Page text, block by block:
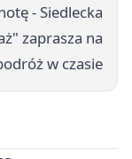
- Siedlecka
zaprasza na
w czasie